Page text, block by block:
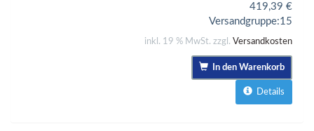
419,39 €
Versandgruppe:15
inkl. 19 % MwSt. zzgl. Versandkosten
In den Warenkorb
Details